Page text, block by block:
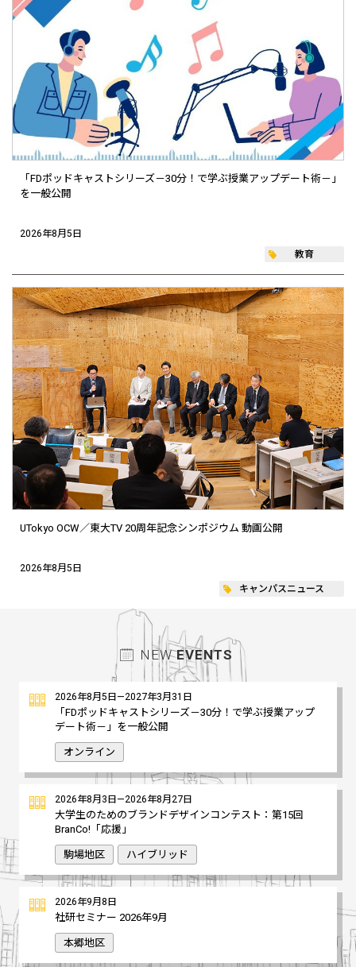
「FDポッドキャストシリーズ－30分！で学ぶ授業アップデート術－」
を一般公開
2026年8月5日
教育
UTokyo OCW／東大TV 20周年記念シンポジウム 動画公開
2026年8月5日
キャンパスニュース
NEWEVENTS
2026年8月5日—2027年3月31日
「FDポッドキャストシリーズ－30分！で学ぶ授業アップ
デート術－」を一般公開
オンライン
2026年8月3日—2026年8月27日
大学生のためのブランドデザインコンテスト：第15回
BranCo!「応援」
駒場地区 ハイブリッド
2026年9月8日
社研セミナー 2026年9月
本郷地区